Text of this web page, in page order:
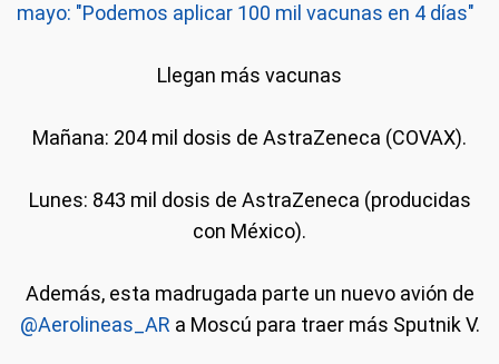
mayo: "Podemos aplicar 100 mil vacunas en 4 días"
Llegan más vacunas
Mañana: 204 mil dosis de AstraZeneca (COVAX).
Lunes: 843 mil dosis de AstraZeneca (producidas
con México).
Además, esta madrugada parte un nuevo avión de
@Aerolineas_AR a Moscú para traer más Sputnik V.